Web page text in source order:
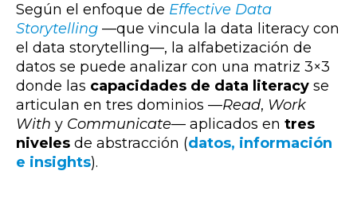
Según e l enfoque de Effective Data
Storytelling —que vincula la data literacy con
el data storytelling—, la alfabetización de
datos se puede analizar con una matriz 3×3
donde las capacidades de data literacy se
articulan en tres dominios —Read, Work
With y Communicate— aplicados en tres
niveles de abstracción (datos, información
e insights).